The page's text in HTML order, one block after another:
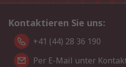
Kontaktieren Sie uns:
+41 (44) 28 36 190
Per E-Mail unter